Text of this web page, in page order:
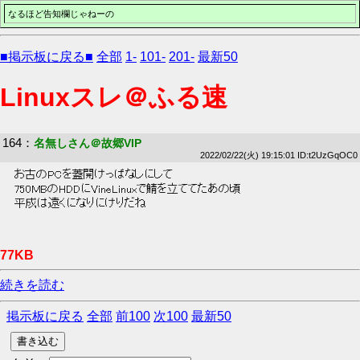
なるほど告知欄じゃねーの
■掲示板に戻る■ 全部 1- 101- 201- 最新50
Linuxスレ＠ふる速
164 ： 名無しさん＠故郷VIP
2022/02/22(火) 19:15:01 ID:t2UzGqOC0
お古のPCを蓋開けっぱなしにして
750MBのHDDにVineLinuxで鯖を立ててたあの頃
平成は遠くになりにけりだね
77KB
続きを読む
掲示板に戻る 全部 前100 次100 最新50